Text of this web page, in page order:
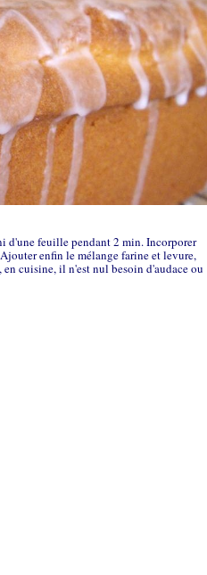
d'une feuille pendant 2 min. Incorporer
enfin le mélange farine et levure,
cuisine, il n'est nul besoin d'audace ou